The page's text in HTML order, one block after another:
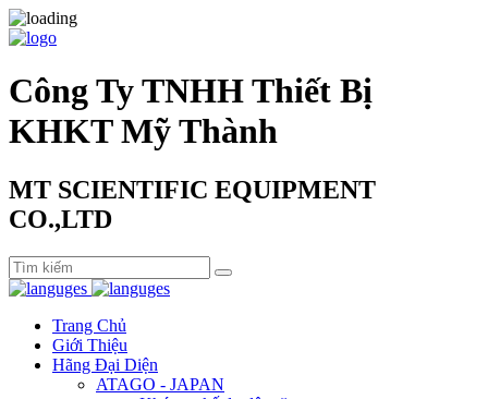
Công Ty TNHH Thiết Bị
KHKT Mỹ Thành
MT SCIENTIFIC EQUIPMENT
CO.,LTD
Trang Chủ
Giới Thiệu
Hãng Đại Diện
ATAGO - JAPAN